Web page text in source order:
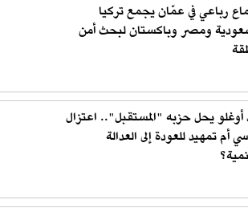
رباعي في عمّان يجمع تركيا
ومصر وباكستان لبحث أمن
أوغلو يحل حزبه "المستقبل".. اعتزال
أم تمهيد للعودة إلى العدالة